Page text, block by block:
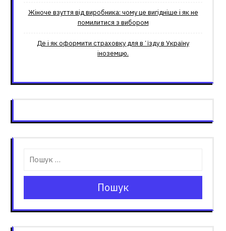
Жіноче взуття від виробника: чому це вигідніше і як не
помилитися з вибором
Де і як оформити страховку для вʼїзду в Україну
іноземцю.
Пошук